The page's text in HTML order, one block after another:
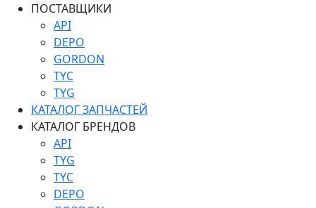
ПОСТАВЩИКИ
API
DEPO
GORDON
TYC
TYG
КАТАЛОГ ЗАПЧАСТЕЙ
КАТАЛОГ БРЕНДОВ
API
TYG
TYC
DEPO